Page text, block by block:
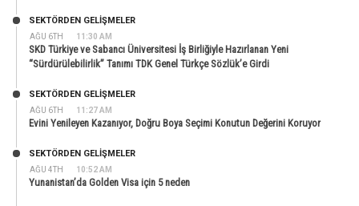
AĞU 6TH 11:30 AM
SEKTÖRDEN GELIŞMELER
SKD Türkiye ve Sabancı Üniversitesi İş Birliğiyle Hazırlanan Yeni
“Sürdürülebilirlik” Tanımı TDK Genel Türkçe Sözlük’e Girdi
AĞU 6TH 11:27 AM
SEKTÖRDEN GELIŞMELER
Evini Yenileyen Kazanıyor, Doğru Boya Seçimi Konutun Değerini Koruyor
AĞU 4TH 10:52 AM
SEKTÖRDEN GELIŞMELER
Yunanistan’da Golden Visa için 5 neden